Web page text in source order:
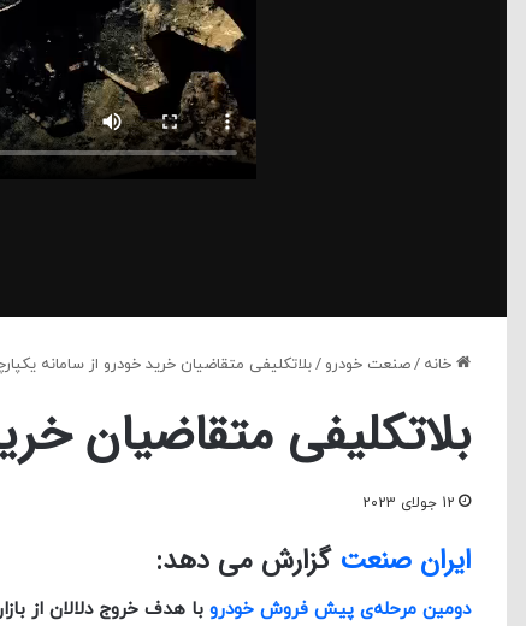
خانه /صنعت خودرو /بلاتکلیفی متقاضیان خرید خودرو از سامانه
بلاتکلیفی متقاضیان
12 جولای 2023
ایران صنعت گزارش می دهد:
دومین مرحله‌ی پیش فروش خودرو با هدف خروج دلالان از